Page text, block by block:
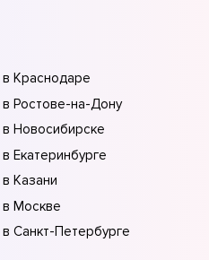
Краснодаре
Ростове-на-Донy
Новосибирске
Екатеринбурге
Казани
Москве
Санкт-Петербурге